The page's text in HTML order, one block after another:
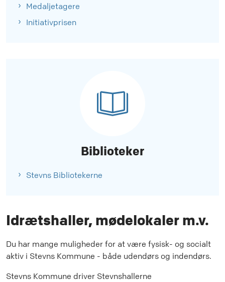
Medaljetagere
Initiativprisen
Biblioteker
Stevns Bibliotekerne
Idrætshaller, mødelokaler m.v.
Du har mange muligheder for at være fysisk- og socialt
aktiv i Stevns Kommune - både udendørs og indendørs.
Stevns Kommune driver Stevnshallerne